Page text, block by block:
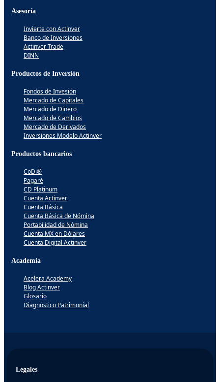
Asesoría
Invierte con Actinver
Banco de Inversiones
Actinver Trade
DINN
Productos de Inversión
Fondos de Invesión
Mercado de Capitales
Mercado de Dinero
Mercado de Cambios
Mercado de Derivados
Inversiones Modelo Actinver
Productos bancarios
CoDi®
Pagaré
CD Platinum
Cuenta Actinver
Cuenta Básica
Cuenta Básica de Nómina
Portabilidad de Nómina
Cuenta MX en Dólares
Cuenta Digital Actinver
Academia
Acelera Academy
Blog Actinver
Glosario
Diagnóstico Patrimonial
Legales